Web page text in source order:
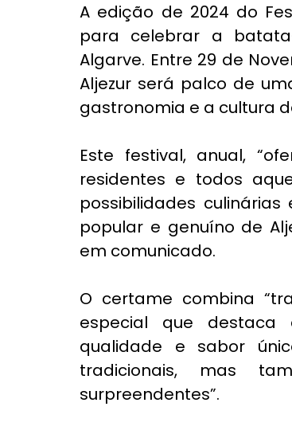
A edição de 2024 do
para celebrar a
Algarve. Entre 29 de
Aljezur será palco de
gastronomia e a cultura
Este festival, anual,
residentes e todos
possibilidades
popular e genuíno de
em comunicado.
O certame combina
especial que destaca
qualidade e sabor
tradicionais, mas
surpreendentes”.